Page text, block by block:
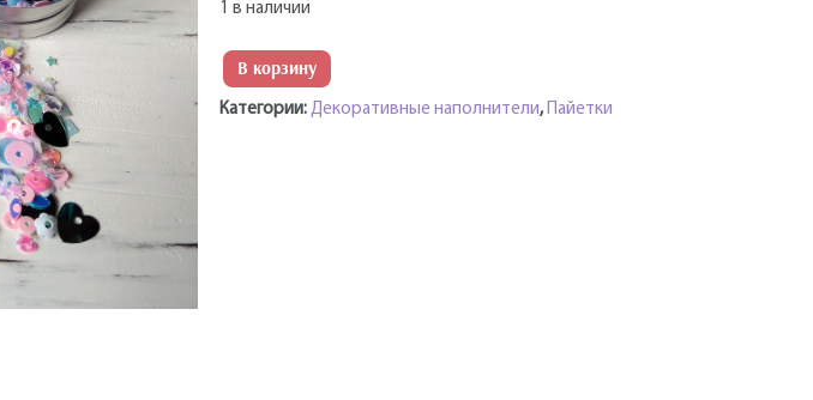
1 в наличии
В корзину
Категории:Декоративные наполнители,Пайетки